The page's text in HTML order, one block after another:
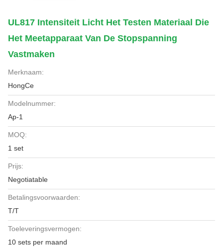
UL817 Intensiteit Licht Het Testen Materiaal Die
Het Meetapparaat Van De Stopspanning
Vastmaken
Merknaam:
HongCe
Modelnummer:
Ap-1
MOQ:
1 set
Prijs:
Negotiatable
Betalingsvoorwaarden:
T/T
Toeleveringsvermogen:
10 sets per maand